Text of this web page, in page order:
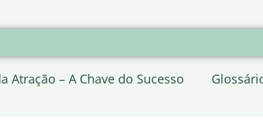
Atração – A Chave do Sucesso